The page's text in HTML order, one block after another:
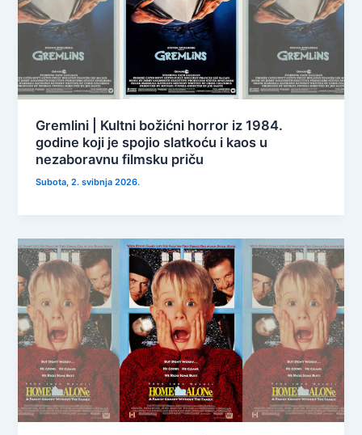
Gremlini | Kultni božićni horror iz 1984.
godine koji je spojio slatkoću i kaos u
nezaboravnu filmsku priču
Subota, 2. svibnja 2026.